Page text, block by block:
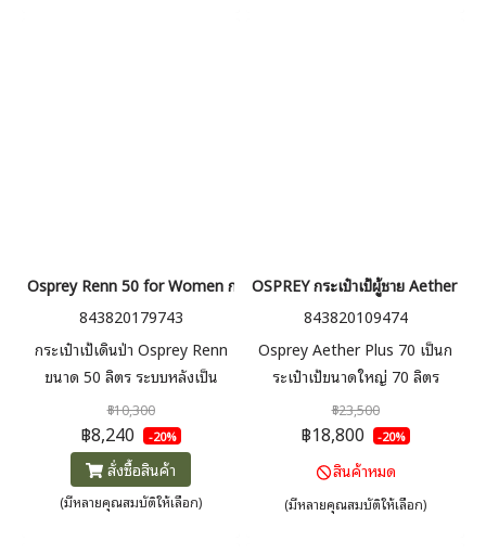
Osprey Renn 50 for Women กระเป๋าเป้เดินป่าผู้หญิง 50 ลิตร
843820179743
กระเป๋าเป้เดินป่า Osprey Renn
ขนาด 50 ลิตร ระบบหลังเป็น
ตาข่ายเน้นการระบายอากาศ การ
ออกแบบที่น้ำหนักเบาและวัสดุ
คุณภาพสูง โครงสร้าง
LightWire™ กระจายน้ำหนักไปยัง
เข็มขัดคาดเอว ช่วยลดแรงกดที่
฿10,300
฿8,240 -20%
สั่งซื้อสินค้า
(มีหลายคุณสมบัติให้เลือก)
OSPREY กระเป๋าเป้ผู้ชาย Aether
843820109474
Osprey Aether Plus 70 เป็นก
ระเป๋าเป้ขนาดใหญ่ 70 ลิตร
ออกแบบเพื่อรองรับน้ำหนักมาก
และให้ความสบายสูงสุดด้วยระบบ
Fit-On-The-Fly ที่ปรับเข้ากับรูป
ร่างได้อย่างพอดี วัสดุไนลอน
คุณภาพสูงแข็งแรงทนทาน มีช่อง
฿23,500
฿18,800 -20%
สินค้าหมด
(มีหลายคุณสมบัติให้เลือก)